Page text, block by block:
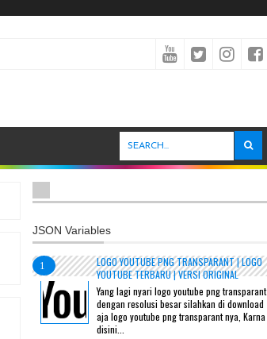
JSON Variables
LOGO YOUTUBE PNG TRANSPARANT | LOGO
YOUTUBE TERBARU | VERSI ORIGINAL
Yang lagi nyari logo youtube png transparant
dengan resolusi besar silahkan di download
aja logo youtube png transparant nya, Karna
disini...